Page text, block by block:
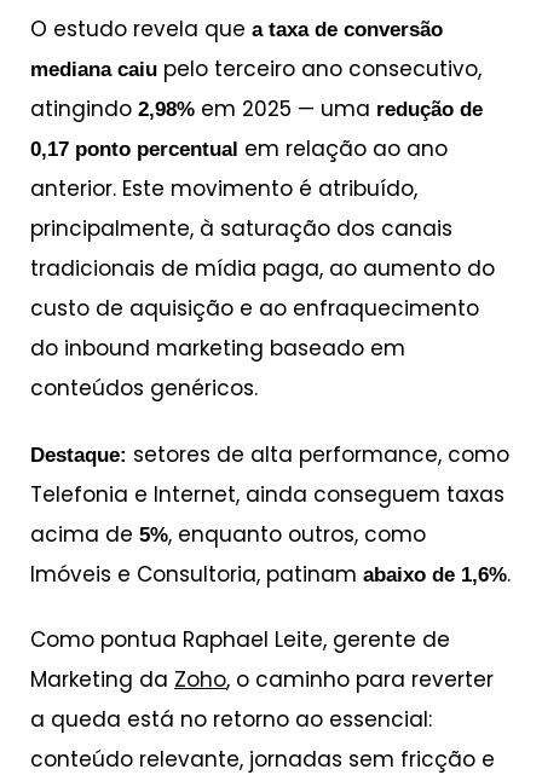
O estudo revela que a taxa de conversão
mediana caiu pelo terceiro ano consecutivo,
atingindo 2,98% em 2025 — uma redução de
0,17 ponto percentual em relação ao ano
anterior. Este movimento é atribuído,
principalmente, à saturação dos canais
tradicionais de mídia paga, ao aumento do
custo de aquisição e ao enfraquecimento
do inbound marketing baseado em
conteúdos genéricos.
Destaque: setores de alta performance, como
Telefonia e Internet, ainda conseguem taxas
acima de 5%, enquanto outros, como
Imóveis e Consultoria, patinam abaixo de 1,6%.
Como pontua Raphael Leite, gerente de
Marketing da Zoho, o caminho para reverter
a queda está no retorno ao essencial:
conteúdo relevante, jornadas sem fricção e